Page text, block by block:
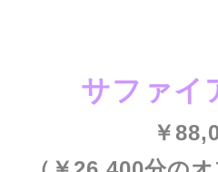
サファイ
￥